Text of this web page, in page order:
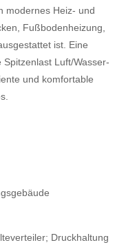
modernes Heiz- und
Fußbodenheizung,
ist. Eine
Luft/Wasser-
und komfortable
Druckhaltung